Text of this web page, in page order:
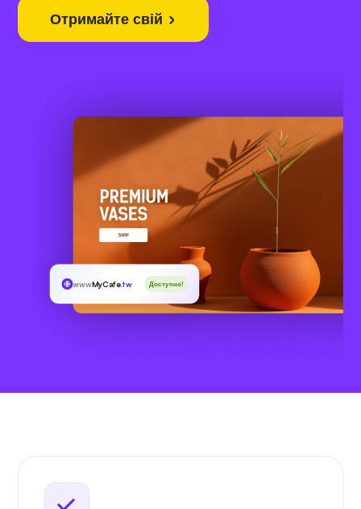
Отримайте свій
wwwMyCafe.tw Доступно!